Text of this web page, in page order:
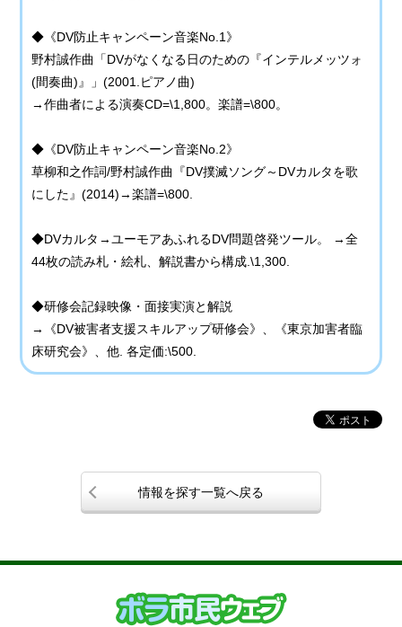
◆《DV防止キャンペーン音楽No.1》
野村誠作曲「DVがなくなる日のための『インテルメッツォ
(間奏曲)』」(2001.ピアノ曲)
→作曲者による演奏CD=\1,800。楽譜=\800。
◆《DV防止キャンペーン音楽No.2》
草柳和之作詞/野村誠作曲『DV撲滅ソング～DVカルタを歌
にした』(2014)→楽譜=\800.
◆DVカルタ→ユーモアあふれるDV問題啓発ツール。 →全
44枚の読み札・絵札、解説書から構成.\1,300.
◆研修会記録映像・面接実演と解説
→《DV被害者支援スキルアップ研修会》、《東京加害者臨
床研究会》、他. 各定価:\500.
情報を探す一覧へ戻る